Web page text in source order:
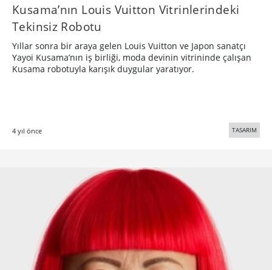
Kusama’nın Louis Vuitton Vitrinlerindeki
Tekinsiz Robotu
Yıllar sonra bir araya gelen Louis Vuitton ve Japon sanatçı
Yayoi Kusama’nın iş birliği, moda devinin vitrininde çalışan
Kusama robotuyla karışık duygular yaratıyor.
4 yıl önce TASARIM